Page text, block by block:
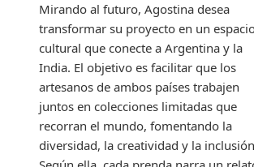
Mirando al futuro, Agostina desea
transformar su proyecto en un
cultural que conecte a Argentina y la
India. El objetivo es facilitar que los
artesanos de ambos países trabajen
juntos en colecciones limitadas que
recorran el mundo, fomentando la
diversidad, la creatividad y la